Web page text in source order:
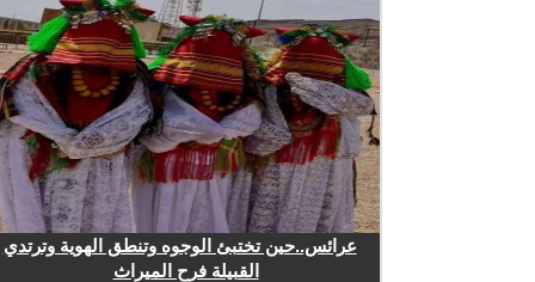
عرائس..حين تختبئ الوجوه وتنطق الهوية وترتدي
القبيلة فرح الميراث